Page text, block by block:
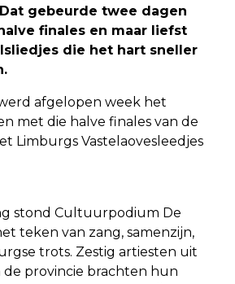
gebeurde twee dagen
finales en maar liefst
die het hart sneller
afgelopen week het
met die halve finales van de
Limburgs Vastelaovesleedjes
stond Cultuurpodium De
teken van zang, samenzijn,
trots. Zestig artiesten uit
de provincie brachten hun